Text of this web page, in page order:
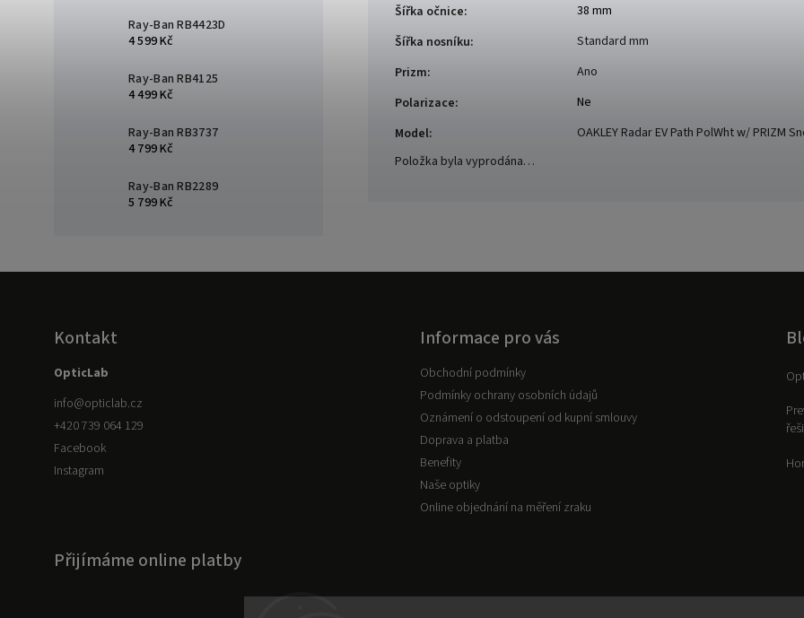
Ray-Ban RB4423D
4 599 Kč
Ray-Ban RB4125
4 499 Kč
Ray-Ban RB3737
4 799 Kč
Ray-Ban RB2289
5 799 Kč
Šířka očnice:
38 mm
Šířka nosníku:
Standard mm
Prizm:
Ano
Polarizace:
Ne
Model:
OAKLEY Radar EV Path PolWht w/ PRIZM
Položka byla vyprodána…
Kontakt
OpticLab
info@opticlab.cz
+420 739 064 129
Facebook
Instagram
Informace pro vás
Obchodní podmínky
Podmínky ochrany osobních údajů
Oznámení o odstoupení od kupní smlouvy
Doprava a platba
Benefity
Naše optiky
Online objednání na měření zraku
Přijímáme online platby